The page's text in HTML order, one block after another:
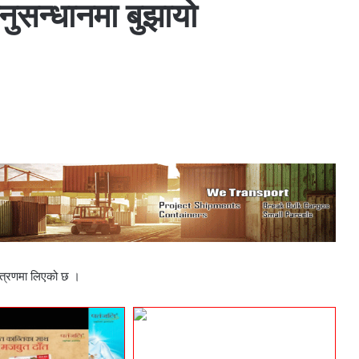
बुझायो
लिएको छ ।